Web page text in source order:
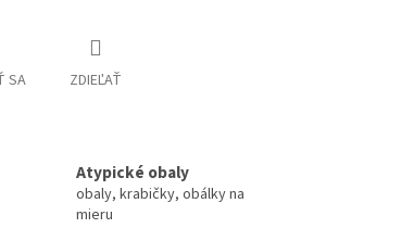
SA ZDIEĽAŤ
Atypické obaly
obaly, krabičky, obálky na
mieru